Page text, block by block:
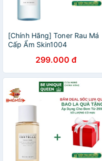
[Chính Hãng] Toner Rau Má
Cấp Ẩm Skin1004
Cica Brightening Toner
210ml- Nước Hoa Hồng
Skin1004
299.000 đ